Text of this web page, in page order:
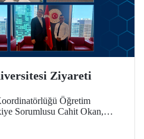
Ziyareti
Öğretim
Sorumlusu Cahit Okan,
dünyanın önde gelen